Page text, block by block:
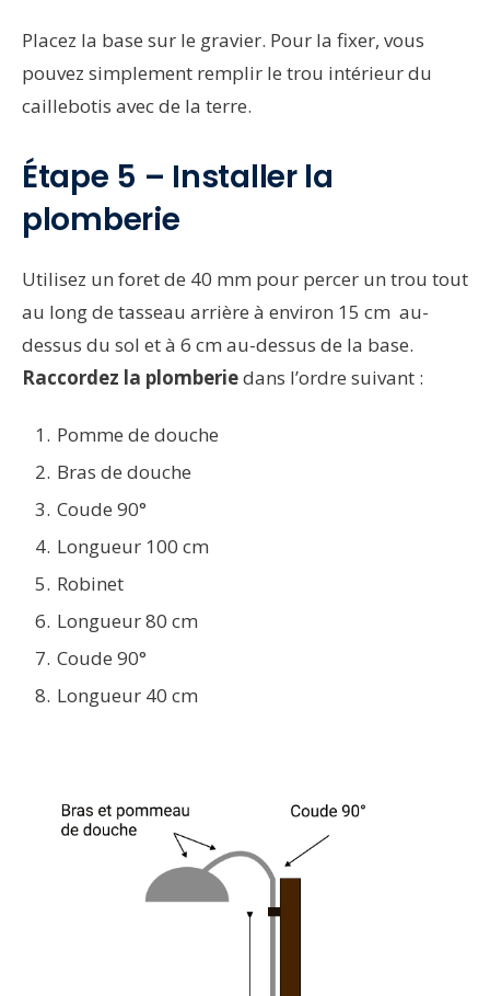
Placez la base sur le gravier. Pour la fixer, vous
pouvez simplement remplir le trou intérieur du
caillebotis avec de la terre.
Étape 5 – Installer la
plomberie
Utilisez un foret de 40 mm pour percer un trou tout
au long de tasseau arrière à environ 15 cm au-
dessus du sol et à 6 cm au-dessus de la base.
Raccordez la plomberiedans l’ordre suivant :
Pomme de douche
Bras de douche
Coude 90°
Longueur 100 cm
Robinet
Longueur 80 cm
Coude 90°
Longueur 40 cm